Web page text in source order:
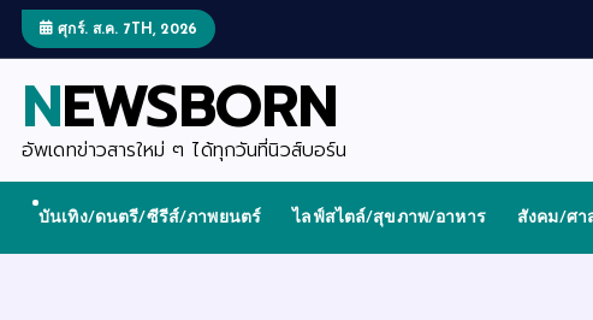
t
ศุกร์. ส.ค. 7TH, 2026
NEWSBORN
อัพเดทข่าวสารใหม่ ๆ ได้ทุกวันที่นิวส์บอร์น
บันเทิง/ดนตรี/ซีรีส์/ภาพยนตร์ ไลฟ์สไตล์/สุขภาพ/อาหาร สังคม/ศา